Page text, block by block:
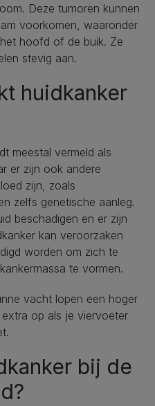
Deze tumoren kunnen
voorkomen, waaronder
hoofd of de buik. Ze
stevig aan.
huidkanker
meestal vermeld als
er zijn ook andere
zijn, zoals
zelfs genetische aanleg.
beschadigen en er zijn
kan veroorzaken
worden om zich te
te vormen.
vacht lopen een hoger
op als je viervoeter
bij de